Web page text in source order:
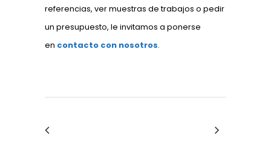
referencias, ver muestras de trabajos o pedir
un presupuesto, le invitamos a ponerse
en contacto con nosotros.